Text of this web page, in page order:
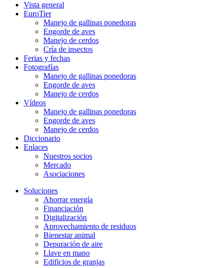
Vista general
EuroTier
Manejo de gallinas ponedoras
Engorde de aves
Manejo de cerdos
Cría de insectos
Ferias y fechas
Fotografías
Manejo de gallinas ponedoras
Engorde de aves
Manejo de cerdos
Vídeos
Manejo de gallinas ponedoras
Engorde de aves
Manejo de cerdos
Diccionario
Enlaces
Nuestros socios
Mercado
Asociaciones
Soluciones
Ahorrar energía
Financiación
Digitalización
Aprovechamiento de residuos
Bienestar animal
Depuración de aire
Llave en mano
Edificios de granjas